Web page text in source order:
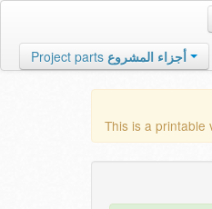
Project parts أجزاء المشروع
This is a printable